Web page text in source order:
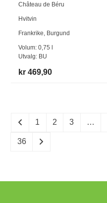
Château de Béru
Hvitvin
Frankrike Burgund
Volum:0,75 l
Utvalg: BU
kr 469,90
1 2 3 …
36